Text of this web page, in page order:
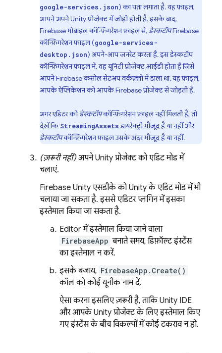
google-services.json) का पता लगाता है. यह फ़ाइल,
आपने अपने Unity प्रोजेक्ट में जोड़ी होती है. इसके बाद,
Firebase मोबाइल कॉन्फ़िगरेशन फ़ाइल से, डेस्कटॉपFirebase
कॉन्फ़िगरेशन फ़ाइल (google-services-
desktop.json) अपने-आप जनरेट करता है. इस डेस्कटॉप
कॉन्फ़िगरेशन फ़ाइल में, वह यूनिटी प्रोजेक्ट आईडी होता है जिसे
आपनेFirebaseकंसोल सेटअप वर्कफ़्लो में डाला था. यह फ़ाइल,
आपके ऐप्लिकेशन को आपके Firebase प्रोजेक्ट से जोड़ती है.
अगर एडिटर कोडेस्कटॉपकॉन्फ़िगरेशन फ़ाइल नहीं मिलती है, तो
देखें कि StreamingAssetsडायरेक्ट्री मौजूद है या नहींऔर
डेस्कटॉपकॉन्फ़िगरेशन फ़ाइल उसके अंदर मौजूद है या नहीं.
(ज़रूरी नहीं) अपने Unity प्रोजेक्ट को एडिट मोड में
चलाएं.
Firebase Unity एसडीके को Unity के एडिट मोड में भी
चलाया जा सकता है. इससे एडिटर प्लगिन में इसका
इस्तेमाल किया जा सकता है.
Editor में इस्तेमाल किया जाने वाला
FirebaseApp बनाते समय, डिफ़ॉल्ट इंस्टेंस
का इस्तेमाल न करें.
इसके बजाय, FirebaseApp.Create()
कॉल को कोई यूनीक नाम दें.
ऐसा करना इसलिए ज़रूरी है, ताकि Unity IDE
और आपके Unity प्रोजेक्ट के लिए इस्तेमाल किए
गए इंस्टेंस के बीच विकल्पों में कोई टकराव न हो.